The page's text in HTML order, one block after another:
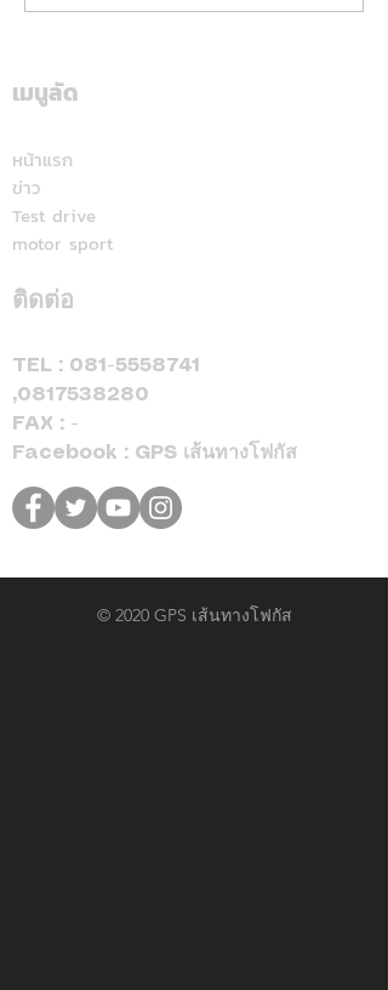
หัวจ่ายเชื้อเพลิงมาตรฐาน
การบริการ ตอกย้ำความ
เมนูลัด
หน้าแรก
ข่าว
Test drive
motor sport
ติดต่อ
TEL : 081-5558741
,0817538280
FAX : -
Facebook : GPS เส้นทางโฟกัส
© 2020 GPS เส้นทางโฟกัส